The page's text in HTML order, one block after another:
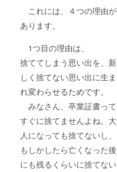
これには、４つの理由が
あります。
1つ目の理由は、
捨ててしまう思い出を、新
しく捨てない思い出に生ま
れ変わらせるためです。
みなさん、卒業証書って
すぐに捨てませんよね。大
人になっても捨てないし、
もしかしたら亡くなった後
にも残るくらいに捨てない